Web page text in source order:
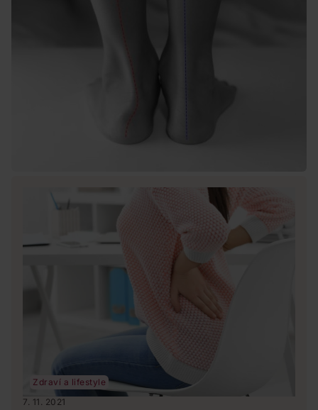
Zdraví a lifestyle
7. 11. 2021